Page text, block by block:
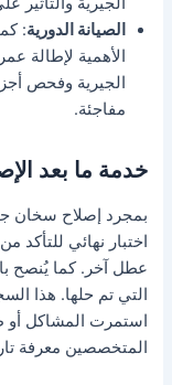
الصيانة الدورية:
الأهمية لإطالة
الجيرية وفحص
مفاجئة.
خدمة ما بعد
بمجرد إصلاح سخان
اختبار نهائي
عطل آخر. كما يُنصح
التي تم حلها. هذا
استمرت المشاكل
المتخصصين معرفة